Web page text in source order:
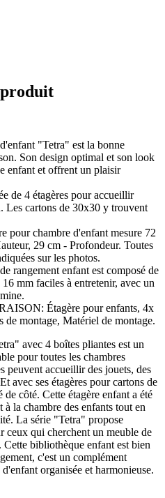
"Tetra" est la bonne
Son design optimal et son look
enfant et offrent un plaisir
de 4 étagères pour accueillir
Les cartons de 30x30 y trouvent
chambre d'enfant mesure 72
29 cm - Profondeur. Toutes
sur les photos.
rangement enfant est composé de
mm faciles à entretenir, avec un
Étagère pour enfants, 4x
de montage, Matériel de montage.
avec 4 boîtes pliantes est un
pour toutes les chambres
peuvent accueillir des jouets, des
avec ses étagères pour cartons de
côté. Cette étagère enfant a été
la chambre des enfants tout en
La série "Tetra" propose
ceux qui cherchent un meuble de
bibliothèque enfant est bien
c'est un complément
organisée et harmonieuse.